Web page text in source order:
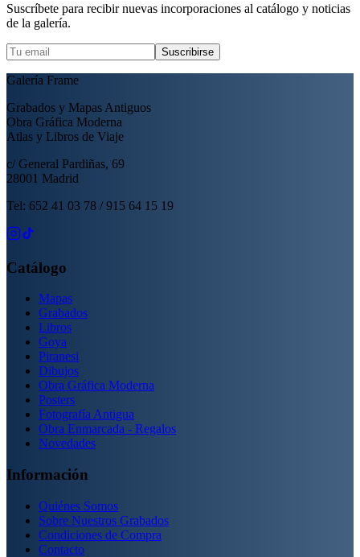
Suscríbete para recibir nuevas incorporaciones al catálogo y noticias
de la galería.
Suscribirse
Galería Frame
Grabados y Mapas Antiguos
Obra Gráfica Moderna
Atlas y Libros de Viaje
c/ General Pardiñas, 69
28001 Madrid
Tel: 652 41 03 78 / 915 64 15 19
Catálogo
Mapas
Grabados
Libros
Goya
Piranesi
Dibujos
Obra Gráfica Moderna
Posters
Fotografía Antigua
Obra Enmarcada - Regalos
Novedades
Información
Quiénes Somos
Sobre Nuestros Grabados
Condiciones de Compra
Contacto